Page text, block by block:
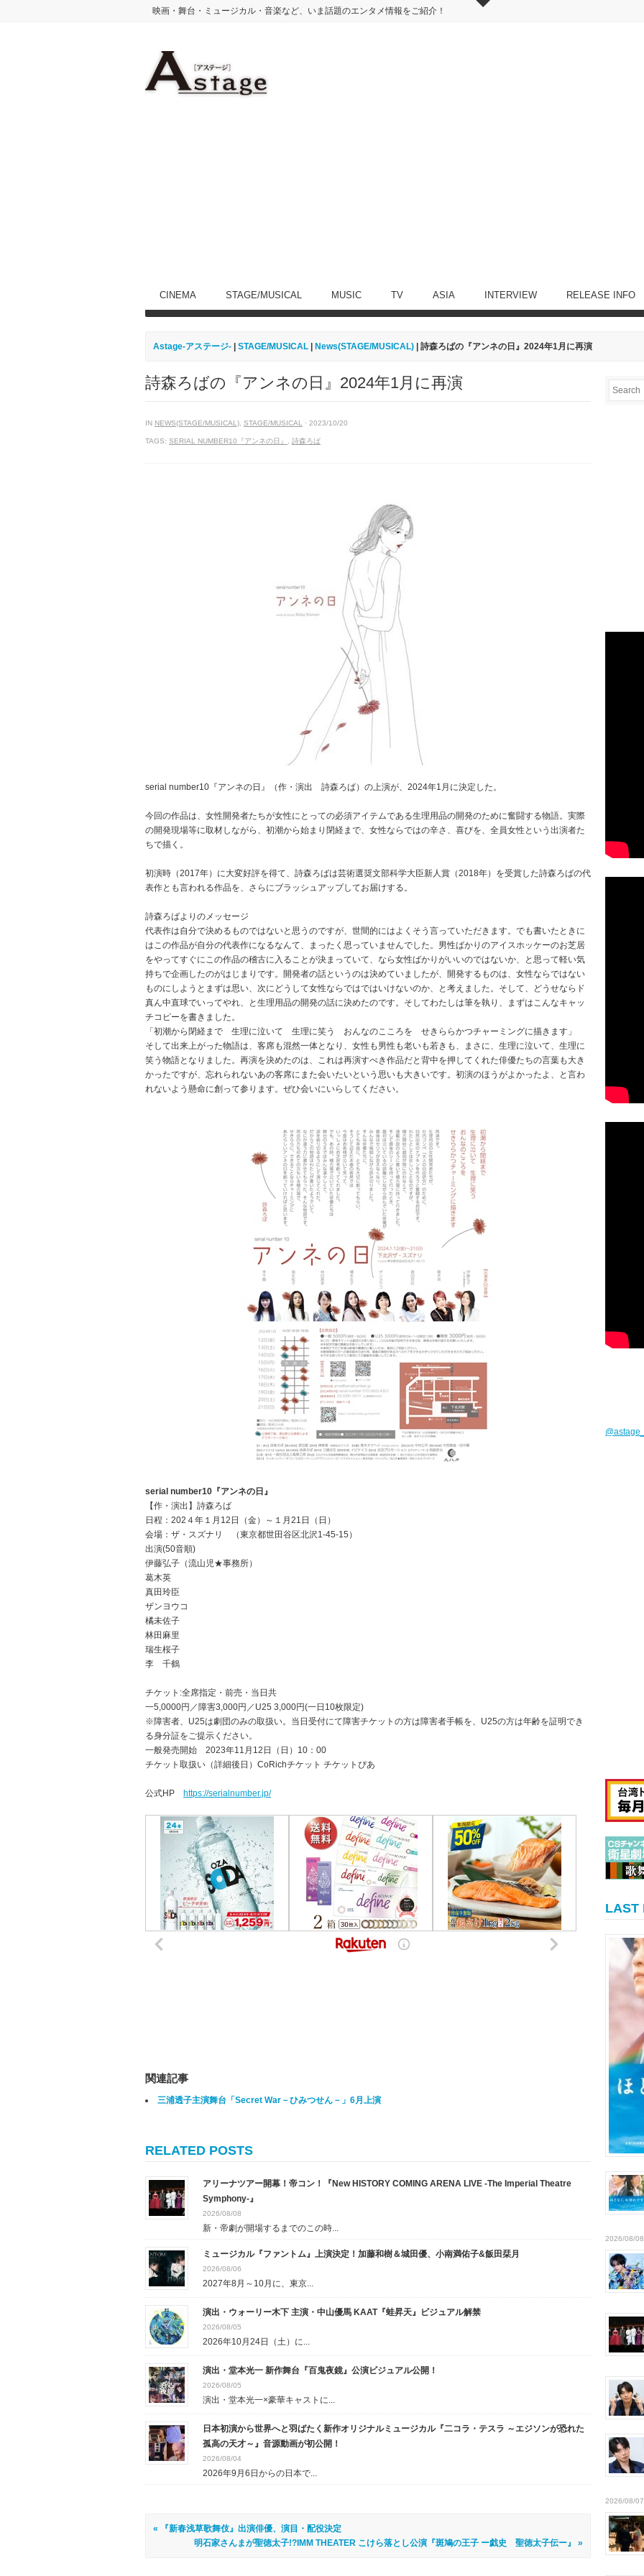
映画・舞台・ミュージカル・音楽など、いま話題のエンタメ情報をご紹介！
CINEMA STAGE/MUSICAL MUSIC TV ASIA INTERVIEW RELEASE INFO
Astage-アステージ- STAGE/MUSICAL News(STAGE/MUSICAL) | 詩森ろばの『アンネの日』2024年1月に再演
詩森ろばの『アンネの日』2024年1月に再演
IN NEWS(STAGE/MUSICAL) STAGE/MUSICAL · 2023/10/20
TAGS: SERIAL NUMBER10『アンネの日』 詩森ろば
serial number10『アンネの日』（作・演出 詩森ろば）の上演が、2024年1月に決定した。
今回の作品は、女性開発者たちが女性にとっての必須アイテムである生理用品の開発のために奮闘する物語。実際
の開発現場等に取材しながら、初潮から始まり閉経まで、女性ならではの辛さ、喜びを、全員女性という出演者た
ちで描く。
初演時（2017年）に大変好評を得て、詩森ろばは芸術選奨文部科学大臣新人賞（2018年）を受賞した詩森ろばの代
表作とも言われる作品を、さらにブラッシュアップしてお届けする。
詩森ろばよりのメッセージ
代表作は自分で決めるものではないと思うのですが、世間的にはよくそう言っていただきます。でも書いたときに
はこの作品が自分の代表作になるなんて、まったく思っていませんでした。男性ばかりのアイスホッケーのお芝居
をやってすぐにこの作品の稽古に入ることが決まっていて、なら女性ばかりがいいのではないか、と思って軽い気
持ちで企画したのがはじまりです。開発者の話というのは決めていましたが、開発するものは、女性ならではない
ものにしようとまずは思い、次にどうして女性ならではではいけないのか、と考えました。そして、どうせならド
真ん中直球でいってやれ、と生理用品の開発の話に決めたのです。そしてわたしは筆を執り、まずはこんなキャッ
チコピーを書きました。
「初潮から閉経まで 生理に泣いて 生理に笑う おんなのこころを せきららかつチャーミングに描きます」
そして出来上がった物語は、客席も混然一体となり、女性も男性も老いも若きも、まさに、生理に泣いて、生理に
笑う物語となりました。再演を決めたのは、これは再演すべき作品だと背中を押してくれた俳優たちの言葉も大き
かったですが、忘れられないあの客席にまた会いたいという思いも大きいです。初演のほうがよかったよ、と言わ
れないよう懸命に創って参ります。ぜひ会いにいらしてください。
serial number10『アンネの日』
【作・演出】詩森ろば
日程：202４年１月12日（金）～１月21日（日）
会場：ザ・スズナリ （東京都世田谷区北沢1-45-15）
出演(50音順)
伊藤弘子（流山児★事務所）
葛木英
真田玲臣
ザンヨウコ
橘未佐子
林田麻里
瑞生桜子
李 千鶴
チケット:全席指定・前売・当日共
一5,0000円／障害3,000円／U25 3,000円(一日10枚限定)
※障害者、U25は劇団のみの取扱い。当日受付にて障害チケットの方は障害者手帳を、U25の方は年齢を証明でき
る身分証をご提示ください。
一般発売開始 2023年11月12日（日）10：00
チケット取扱い（詳細後日）CoRichチケット チケットぴあ
公式HP https://serialnumber.jp/
関連記事
三浦透子主演舞台「Secret War－ひみつせん－」6月上演
RELATED POSTS
アリーナツアー開幕！帝コン！『New HISTORY COMING ARENA LIVE -The Imperial Theatre
Symphony-』
2026/08/08
新・帝劇が開場するまでのこの時...
ミュージカル『ファントム』上演決定！加藤和樹＆城田優、小南満佑子&飯田栞月
2026/08/06
2027年8月～10月に、東京...
演出・ウォーリー木下 主演・中山優馬 KAAT『蛙昇天』ビジュアル解禁
2026/08/05
2026年10月24日（土）に...
演出・堂本光一 新作舞台『百鬼夜鏡』公演ビジュアル公開！
2026/08/05
演出・堂本光一×豪華キャストに...
日本初演から世界へと羽ばたく新作オリジナルミュージカル『二コラ・テスラ ～エジソンが恐れた
孤高の天才～』音源動画が初公開！
2026/08/04
2026年9月6日からの日本で...
« 『新春浅草歌舞伎』出演俳優、演目・配役決定
明石家さんまが聖徳太子!?IMM THEATER こけら落とし公演『斑鳩の王子 ー戯史 聖徳太子伝ー』 »
LAST
2026/08/08
2026/08/07